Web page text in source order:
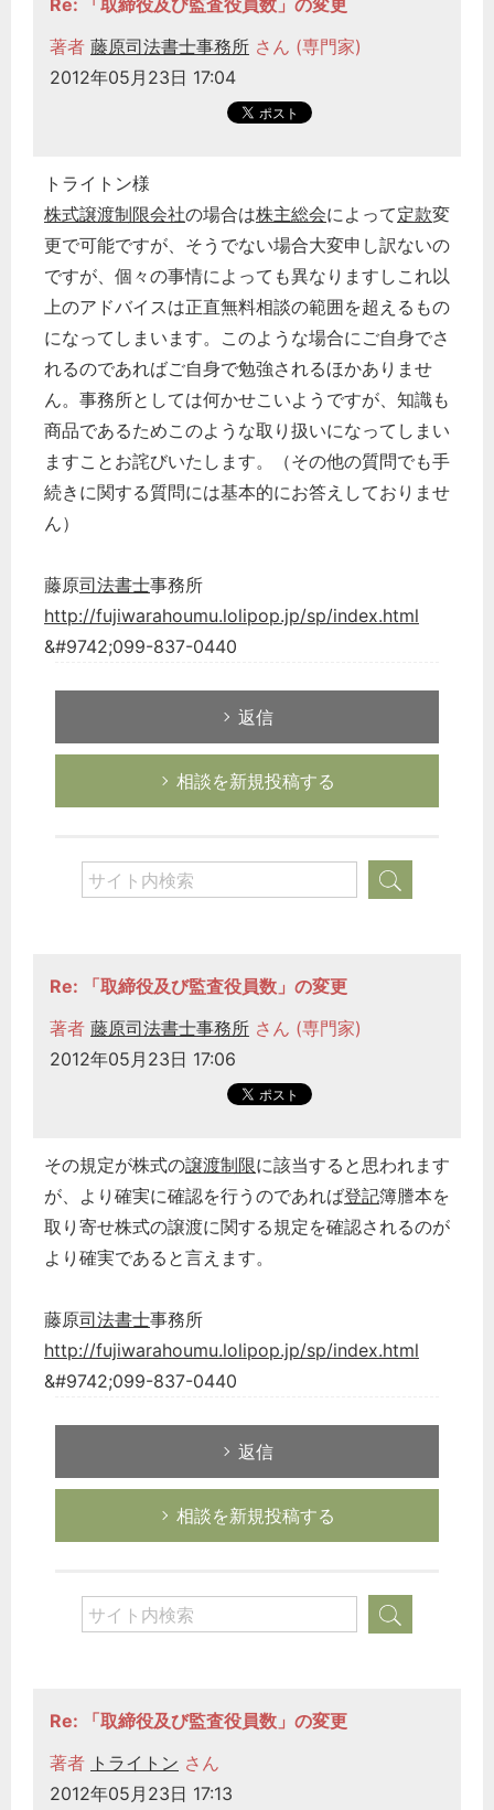
Re: 「取締役及び監査役員数」の変更
著者 藤原司法書士事務所 さん (専門家)
2012年05月23日 17:04
トライトン様
株式譲渡制限会社の場合は株主総会によって定款変
更で可能ですが、そうでない場合大変申し訳ないの
ですが、個々の事情によっても異なりますしこれ以
上のアドバイスは正直無料相談の範囲を超えるもの
になってしまいます。このような場合にご自身でさ
れるのであればご自身で勉強されるほかありませ
ん。事務所としては何かせこいようですが、知識も
商品であるためこのような取り扱いになってしまい
ますことお詫びいたします。（その他の質問でも手
続きに関する質問には基本的にお答えしておりませ
ん）
藤原司法書士事務所
http://fujiwarahoumu.lolipop.jp/sp/index.html
&#9742;099-837-0440
返信
相談を新規投稿する
Re: 「取締役及び監査役員数」の変更
著者 藤原司法書士事務所 さん (専門家)
2012年05月23日 17:06
その規定が株式の譲渡制限に該当すると思われます
が、より確実に確認を行うのであれば登記簿謄本を
取り寄せ株式の譲渡に関する規定を確認されるのが
より確実であると言えます。
藤原司法書士事務所
http://fujiwarahoumu.lolipop.jp/sp/index.html
&#9742;099-837-0440
返信
相談を新規投稿する
Re: 「取締役及び監査役員数」の変更
著者 トライトン さん
2012年05月23日 17:13
総務の給湯室
秘書のノウハウ